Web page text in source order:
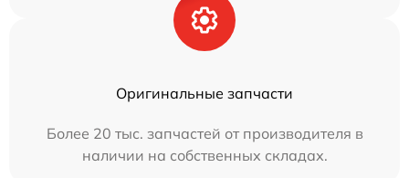
Оригинальные запчасти
Более 20 тыс. запчастей от производителя в
наличии на собственных складах.